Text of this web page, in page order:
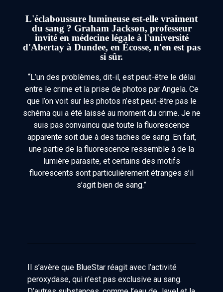
L'éclaboussure lumineuse est-elle vraiment
du sang ? Graham Jackson, professeur
invité en médecine légale à l'université
d'Abertay à Dundee, en Écosse, n'en est pas
si sûr.
“L’un des problèmes, dit-il, est peut-être le délai
entre le crime et la prise de photos par Angela. Ce
que l’on voit sur les photos n’est peut-être pas le
schéma qui a été laissé au moment du crime. Je ne
suis pas convaincu que toute la fluorescence
apparente soit due à des taches de sang. En fait,
une partie de la fluorescence ressemble à de la
lumière parasite, et certains des motifs
fluorescents sont particulièrement étranges s’il
s’agit bien de sang.”
Il s’avère que BlueStar réagit avec l’activité
peroxydase, qui n’est pas exclusive au sang.